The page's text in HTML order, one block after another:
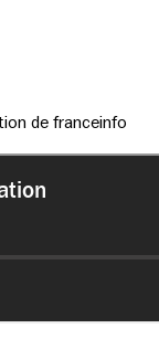
de franceinfo